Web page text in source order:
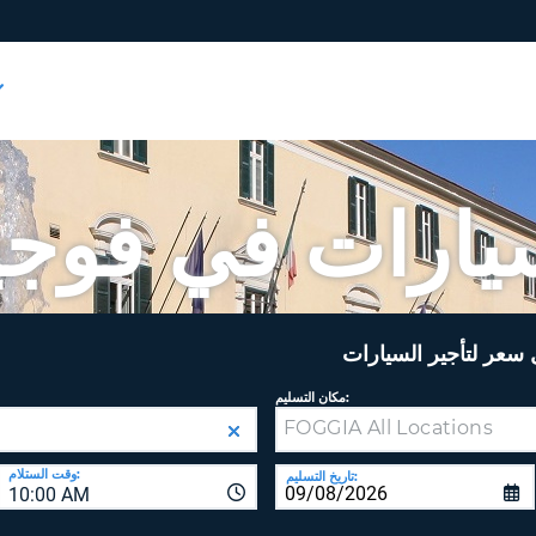
في
لتأجير السيارات
مكان التسليم:
10:00 AM
وقت الستلام: تاريخ التسليم: